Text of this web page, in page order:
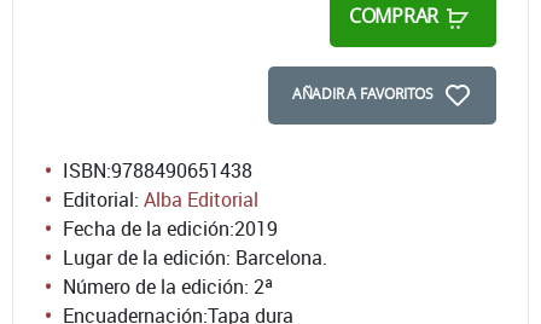
COMPRAR
AÑADIR A FAVORITOS
ISBN:9788490651438
Editorial: Alba Editorial
Fecha de la edición:2019
Lugar de la edición: Barcelona.
Número de la edición: 2ª
Encuadernación:Tapa dura